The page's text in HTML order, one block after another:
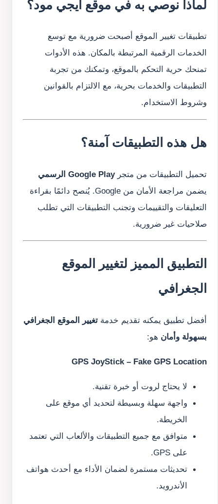
لماذا نوصي به في موقع ايجي مود؟
تطبيقات تغيير الموقع أصبحت ضرورية مع توسع
الخدمات الرقمية المرتبطة بالمكان. هذه الأدوات
تمنحك حرية التحكم بالموقع، وتمكنك من تجربة
التطبيقات والخدمات بحرية، مع الالتزام بالقوانين
وشروط الاستخدام.
هل هذه التطبيقات آمنة؟
تحميل التطبيقات من متجرGoogle Play الرسمي
يضمن مراجعة الأمان من Google. يُنصح دائمًا بقراءة
التعليقات والتقييمات وتجنب التطبيقات التي تطلب
صلاحيات غير ضرورية.
التطبيق المميز لتغيير الموقع
الجغرافي
أفضل تطبيق يمكنه تقديم خدمة تغيير الموقع الجغرافي
بسهولة وأمان هو:
GPS JoyStick – Fake GPS Location
لا يحتاج لروت أو خبرة تقنية.
واجهة سهلة وبسيطة لتحديد أي موقع على
الخريطة.
متوافق مع جميع التطبيقات والألعاب التي تعتمد
على GPS.
تحديثات مستمرة لضمان الأداء مع أحدث هواتف
الأندرويد.